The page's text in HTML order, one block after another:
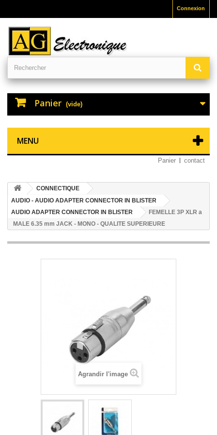
Connexion
Panier (vide)
MENU
Panier contact
CONNECTIQUE
AUDIO - AUDIO ADAPTER CONNECTOR IN BLISTER
AUDIO ADAPTER CONNECTOR IN BLISTER
FEMELLE 3P XLR a
MALE 6.35 mm JACK - MONO - QUALITE SUPERIEURE
Agrandir l'image